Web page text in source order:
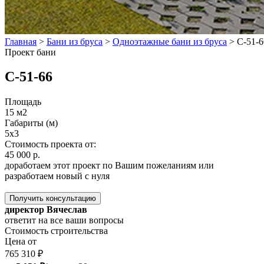
Главная > Бани из бруса > Одноэтажные бани из бруса > C-51-
Проект бани
C-51-66
Площадь
15 м2
Габариты (м)
5х3
Стоимость проекта от:
45 000 р.
доработаем этот проект по Вашим пожеланиям или
разработаем новый с нуля
Получить консультацию
директор Вячеслав
ответит на все ваши вопросы
Стоимость строительства
Цена от
765 310 ₽